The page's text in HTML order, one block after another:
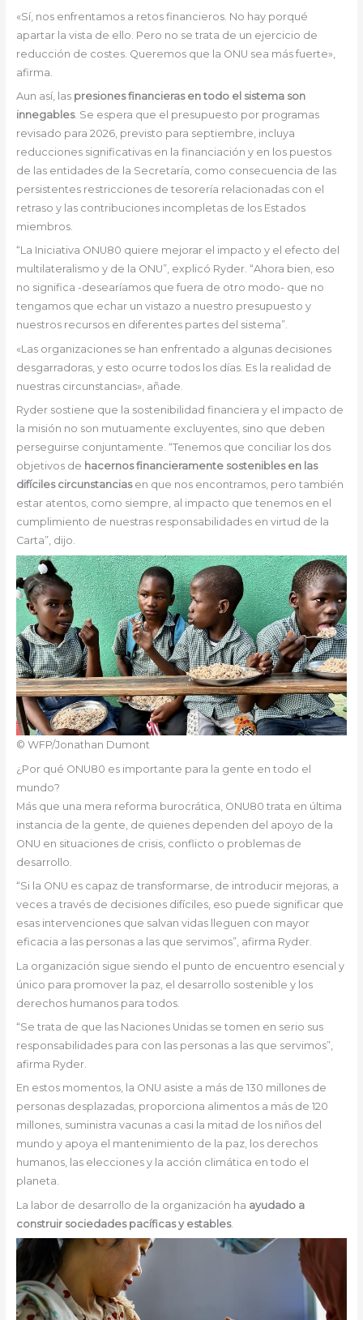
«Sí, nos enfrentamos a retos financieros. No hay porqué
apartar la vista de ello. Pero no se trata de un ejercicio de
reducción de costes. Queremos que la ONU sea más fuerte»,
afirma.
Aun así, las presiones financieras en todo el sistema son
innegables. Se espera que el presupuesto por programas
revisado para 2026, previsto para septiembre, incluya
reducciones significativas en la financiación y en los puestos
de las entidades de la Secretaría, como consecuencia de las
persistentes restricciones de tesorería relacionadas con el
retraso y las contribuciones incompletas de los Estados
miembros.
“La Iniciativa ONU80 quiere mejorar el impacto y el efecto del
multilateralismo y de la ONU”, explicó Ryder. “Ahora bien, eso
no significa -desearíamos que fuera de otro modo- que no
tengamos que echar un vistazo a nuestro presupuesto y
nuestros recursos en diferentes partes del sistema”.
«Las organizaciones se han enfrentado a algunas decisiones
desgarradoras, y esto ocurre todos los días. Es la realidad de
nuestras circunstancias», añade.
Ryder sostiene que la sostenibilidad financiera y el impacto de
la misión no son mutuamente excluyentes, sino que deben
perseguirse conjuntamente. “Tenemos que conciliar los dos
objetivos de hacernos financieramente sostenibles en las
difíciles circunstanciasen que nos encontramos, pero también
estar atentos, como siempre, al impacto que tenemos en el
cumplimiento de nuestras responsabilidades en virtud de la
Carta”, dijo.
© WFP/Jonathan Dumont
¿Por qué ONU80 es importante para la gente en todo el
mundo?
Más que una mera reforma burocrática, ONU80 trata en última
instancia de la gente, de quienes dependen del apoyo de la
ONU en situaciones de crisis, conflicto o problemas de
desarrollo.
“Si la ONU es capaz de transformarse, de introducir mejoras, a
veces a través de decisiones difíciles, eso puede significar que
esas intervenciones que salvan vidas lleguen con mayor
eficacia a las personas a las que servimos”, afirma Ryder.
La organización sigue siendo el punto de encuentro esencial y
único para promover la paz, el desarrollo sostenible y los
derechos humanos para todos.
“Se trata de que las Naciones Unidas se tomen en serio sus
responsabilidades para con las personas a las que servimos”,
afirma Ryder.
En estos momentos, la ONU asiste a más de 130 millones de
personas desplazadas, proporciona alimentos a más de 120
millones, suministra vacunas a casi la mitad de los niños del
mundo y apoya el mantenimiento de la paz, los derechos
humanos, las elecciones y la acción climática en todo el
planeta.
La labor de desarrollo de la organización ha ayudado a
construir sociedades pacíficas y estables.